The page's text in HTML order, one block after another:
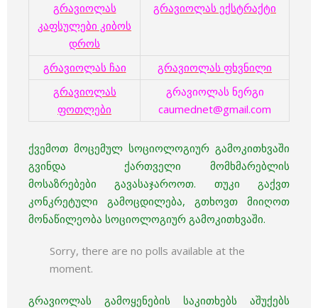
გრავიოლას
კაფსულები კიბოს
დროს
გრავიოლას ექსტრაქტი
გრავიოლას ჩაი
გრავიოლას ფხვნილი
გრავიოლას
ფოთლები
გრავიოლას ნერგი
caumednet@gmail.com
ქვემოთ მოცემულ სოციოლოგიურ გამოკითხვაში
გვინდა ქართველი მომხმარებლის
მოსაზრებებიგავასაჯაროოთ. თუკი გაქვთ
კონკრეტული გამოცდილება, გთხოვთ მიიღოთ
მონაწილეობა სოციოლოგიურ გამოკითხვაში.
Sorry, there are no polls available at the
moment.
გრავიოლას გამოყენების საკითხებს აშუქებს